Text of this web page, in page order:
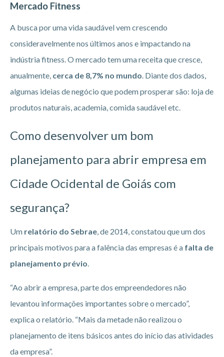
Mercado Fitness
A busca por uma vida saudável vem crescendo
consideravelmente nos últimos anos e impactando na
indústria fitness. O mercado tem uma receita que cresce,
anualmente, cerca de 8,7% no mundo. Diante dos dados,
algumas ideias de negócio que podem prosperar são: loja de
produtos naturais, academia, comida saudável etc.
Como desenvolver um bom
planejamento para abrir empresa em
Cidade Ocidental de Goiás com
segurança?
Um relatório do Sebrae, de 2014, constatou que um dos
principais motivos para a falência das empresas é a falta de
planejamento prévio.
“Ao abrir a empresa, parte dos empreendedores não
levantou informações importantes sobre o mercado”,
explica o relatório. “Mais da metade não realizou o
planejamento de itens básicos antes do início das atividades
da empresa”.